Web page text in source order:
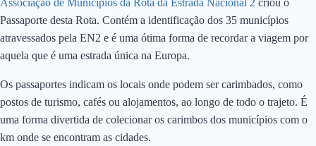
Associação de Municípios da Rota da Estrada Nacional 2 criou o
Passaporte desta Rota. Contém a identificação dos 35 municípios
atravessados pela EN2 e é uma ótima forma de recordar a viagem por
aquela que é uma estrada única na Europa.
Os passaportes indicam os locais onde podem ser carimbados, como
postos de turismo, cafés ou alojamentos, ao longo de todo o trajeto. É
uma forma divertida de colecionar os carimbos dos municípios com o
km onde se encontram as cidades.